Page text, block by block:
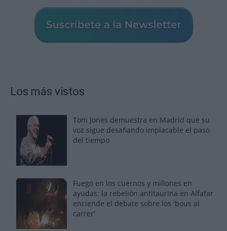
Los más vistos
Tom Jones demuestra en Madrid que su
voz sigue desafiando implacable el paso
del tiempo
Fuego en los cuernos y millones en
ayudas: la rebelión antitaurina en Alfafar
enciende el debate sobre los 'bous al
carrer'